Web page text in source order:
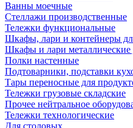
Ванны моечные
Стеллажи производственные
Тележки функциональные
Шкафы, лари и контейнеры
Шкафы и лари
Полки настенные
Подтоварники, подставки
Тары переносные для
Тележки грузовые складские
Прочее нейтральное
Тележки технологические
Для столовых